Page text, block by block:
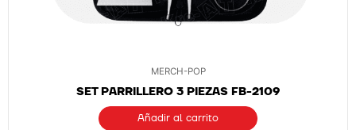
MERCH-POP
SET PARRILLERO 3 PIEZAS FB-2109
Añadir al carrito